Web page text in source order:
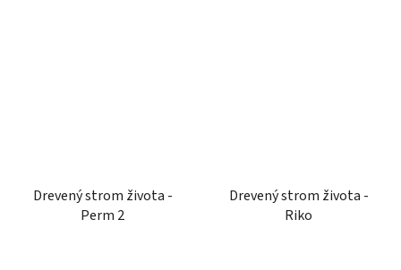
Drevený strom života -
Perm 2
Drevený strom života -
Riko